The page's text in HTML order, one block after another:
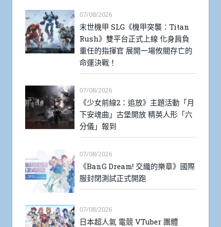
07/08/2026
末世機甲 SLG《機甲突襲：Titan
Rush》雙平台正式上線 化身肩負
重任的指揮官 展開一場攸關存亡的
命運決戰！
07/08/2026
《少女前線2：追放》主題活動「月
下安魂曲」古堡開放 精英人形「六
分儀」報到
07/08/2026
《BanG Dream! 交織的樂章》國際
服封閉測試正式開跑
07/08/2026
日本超人氣 電競 VTuber 團體